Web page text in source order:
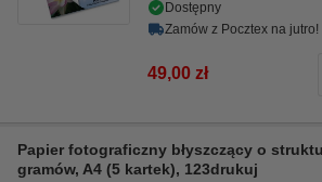
Dostępny
Zamów z Pocztex na jutro!
49,00 zł
Papier fotograficzny błyszczący o
gramów, A4 (5 kartek), 123drukuj